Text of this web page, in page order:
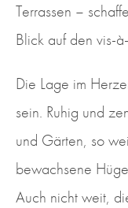
Terrassen –
Blick auf den vis-
Die Lage im
sein. Ruhig und
und Gärten, so
bewachsene
Auch nicht weit,